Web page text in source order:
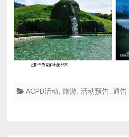
ACPB活动, 旅游, 活动预告, 通告